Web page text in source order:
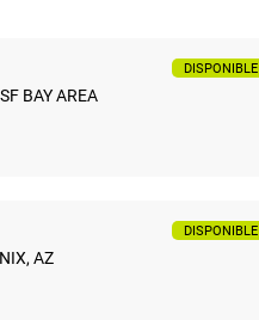
DISPONIBLE
BAY AREA
DISPONIBLE
AZ